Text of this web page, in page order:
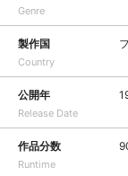
Genre
製作国
Country
公開年
Release Date
作品分数
Runtime